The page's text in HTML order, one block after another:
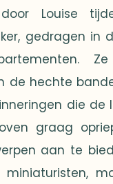
Louise
gedragen in
de hechte
die de
graag
aan te
miniaturisten,